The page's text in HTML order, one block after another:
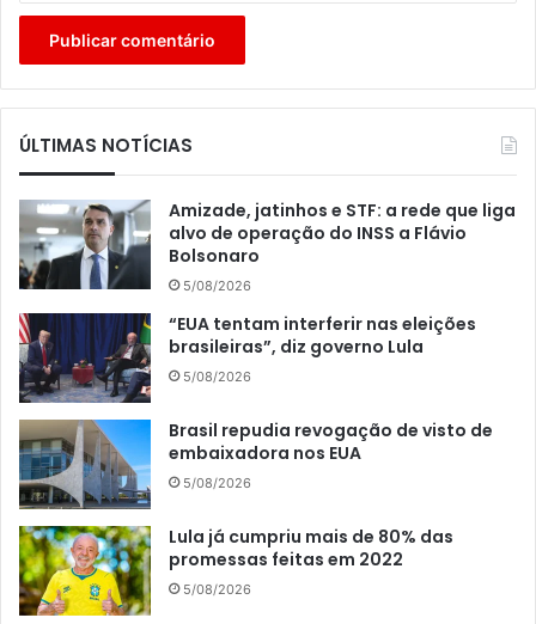
ÚLTIMAS NOTÍCIAS
Amizade, jatinhos e STF: a rede que liga
alvo de operação do INSS a Flávio
Bolsonaro
5/08/2026
“EUA tentam interferir nas eleições
brasileiras”, diz governo Lula
5/08/2026
Brasil repudia revogação de visto de
embaixadora nos EUA
5/08/2026
Lula já cumpriu mais de 80% das
promessas feitas em 2022
5/08/2026